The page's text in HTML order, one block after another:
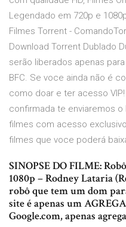
Legendado em 720p e
Filmes Torrent -
Download Torrent Dublado
serão liberados apenas
BFC. Se voce ainda não é
como doar e ter acesso
confirmada te enviaremos
filmes com acesso
filmes que voce poderá
SINOPSE DO FILME:
1080p – Rodney Lataria
robô que tem um dom
site é apenas um
Google.com, apenas